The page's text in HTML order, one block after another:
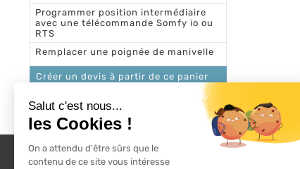
Programmer position intermédiaire
avec une télécommande Somfy io ou
RTS
Remplacer une poignée de manivelle
Créer un devis à partir de ce panier
Demander un devis